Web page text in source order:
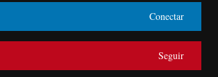
Conectar
Seguir